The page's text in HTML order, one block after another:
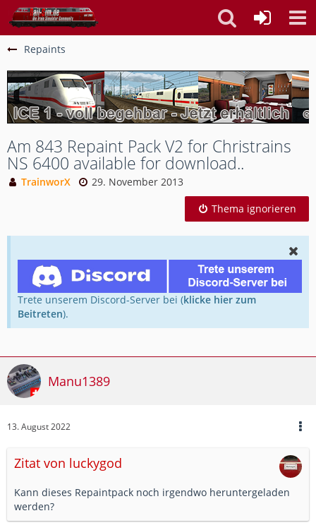
Repaints
Am 843 Repaint Pack V2 for Christrains
NS 6400 available for download..
TrainworX
29. November 2013
Thema ignorieren
Trete unserem Discord-Server bei (klicke hier zum
Beitreten).
Manu1389
13. August 2022
Zitat von luckygod
Kann dieses Repaintpack noch irgendwo heruntergeladen
werden?